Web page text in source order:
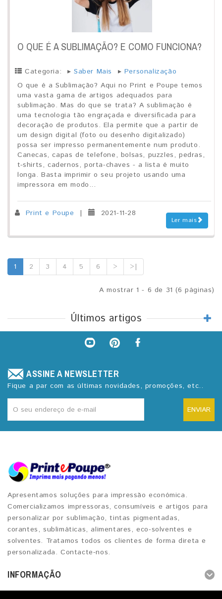
O QUE É A SUBLIMAÇÃO? E COMO FUNCIONA?
Categoria: ▸Saber Mais ▸ Personalização
O que é a Sublimação? Aqui no Print e Poupe temos
uma vasta gama de artigos adequados para
sublimação. Mas do que se trata? A sublimação é
uma tecnologia tão engraçada e diversificada para
decoração de produtos. Ela permite que a partir de
um design digital (foto ou desenho digitalizado)
possa ser impresso permanentemente num produto.
Canecas, capas de telefone, bolsas, puzzles, pedras,
t-shirts, cadernos, porta-chaves - a lista é muito
longa. Basta imprimir o seu projeto usando uma
impressora em modo...
Print e Poupe | 2021-11-28
Ler mais
1 2 3 4 5 6 > >|
A mostrar 1 - 6 de 31 (6 páginas)
Últimos artigos
ASSINE A NEWSLETTER
Fique a par com as últimas novidades, promoções, etc..
ENVIAR
Apresentamos soluções para impressão económica.
Comercializamos impressoras, consumíveis e artigos para
personalizar por sublimação, tintas pigmentadas,
corantes, sublimáticas, alimentares, eco-solventes e
solventes. Tratamos todos os clientes de forma direta e
personalizada. Contacte-nos.
INFORMAÇÃO